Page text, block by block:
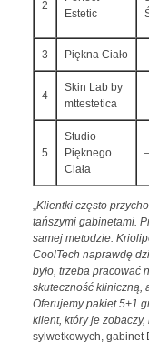
2
Estetic
3 Piękna Ciało
4
Skin Lab by
mttestetica
5
Studio
Pięknego
Ciała
„Klientki często
tańszymi gabinetami.
samej metodzie.
CoolTech naprawdę
było, trzeba pracować
skuteczność kliniczną,
Oferujemy pakiet 5+1
klient, który je zobaczy,
sylwetkowych, gabinet